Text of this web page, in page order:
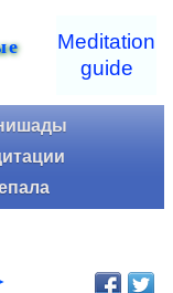
Meditation
guide